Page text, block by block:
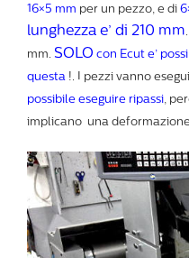
16×5 mm per un pezzo, e di
lunghezza e’ di 210 mm
mm. SOLO con Ecut e’
questa !. I pezzi vanno
possibile eseguire ripassi,
implicano una